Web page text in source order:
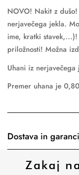
NOVO! Nakit z
nerjavečega jekla.
ime, kratki
priložnosti! Možna
Uhani iz
Premer uhana je
Dostava in
Dostavo zagotavlja
Zakaj